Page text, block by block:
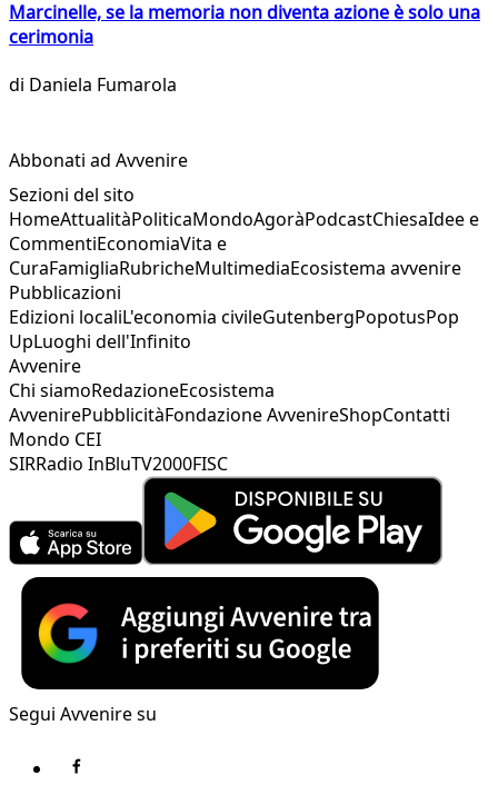
Marcinelle, se la memoria non diventa azione è solo una
cerimonia
di Daniela Fumarola
Abbonati ad Avvenire
Sezioni del sito
HomeAttualitàPoliticaMondoAgoràPodcastChiesaIdee e
CommentiEconomiaVita e
CuraFamigliaRubricheMultimediaEcosistema avvenire
Pubblicazioni
Edizioni localiL'economia civileGutenbergPopotusPop
UpLuoghi dell'Infinito
Avvenire
Chi siamoRedazioneEcosistema
AvvenirePubblicitàFondazione AvvenireShopContatti
Mondo CEI
SIRRadio InBluTV2000FISC
Segui Avvenire su